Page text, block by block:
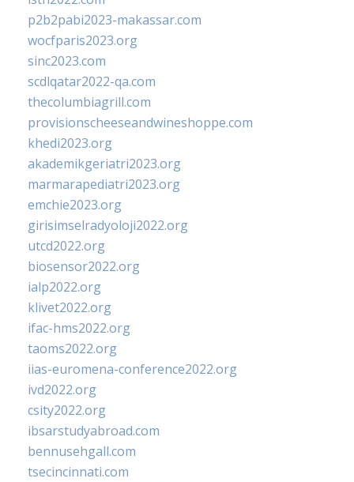
p2b2pabi2023-makassar.com
wocfparis2023.org
sinc2023.com
scdlqatar2022-qa.com
thecolumbiagrill.com
provisionscheeseandwineshoppe.com
khedi2023.org
akademikgeriatri2023.org
marmarapediatri2023.org
emchie2023.org
girisimselradyoloji2022.org
utcd2022.org
biosensor2022.org
ialp2022.org
klivet2022.org
ifac-hms2022.org
taoms2022.org
iias-euromena-conference2022.org
ivd2022.org
csity2022.org
ibsarstudyabroad.com
bennusehgall.com
tsecincinnati.com